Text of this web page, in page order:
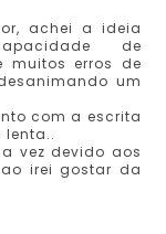
achei a ideia
de
muitos erros de
um
com a escrita
lenta..
vez devido aos
irei gostar da